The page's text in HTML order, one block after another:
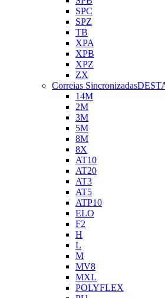
SPC
SPZ
TB
XPA
XPB
XPZ
ZX
Correias Sincronizadas
14M
2M
3M
5M
8M
8X
AT10
AT20
AT3
AT5
ATP10
ELO
F2
H
L
M
MV8
MXL
POLYFLEX